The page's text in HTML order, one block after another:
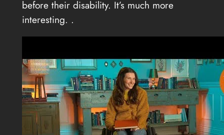
before their disability. It’s much more
interesting. .